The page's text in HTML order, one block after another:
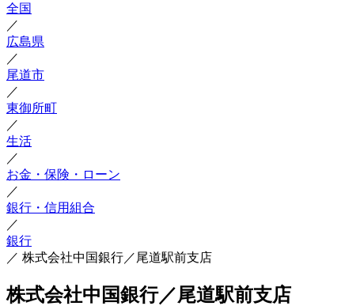
全国
／
広島県
／
尾道市
／
東御所町
／
生活
／
お金・保険・ローン
／
銀行・信用組合
／
銀行
／ 株式会社中国銀行／尾道駅前支店
株式会社中国銀行／尾道駅前支店